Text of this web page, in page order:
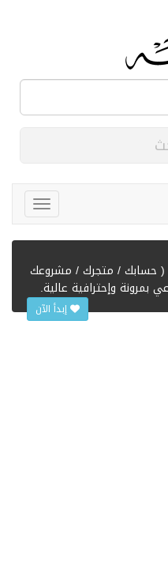
حسابك / متجرك / مشروعك
بمرونة وإحترافية عالية.
إبدأ الآن